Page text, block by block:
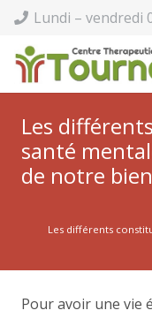
Lundi – vendredi
Les
santé
de notre
Les différents
Pour avoir une vie